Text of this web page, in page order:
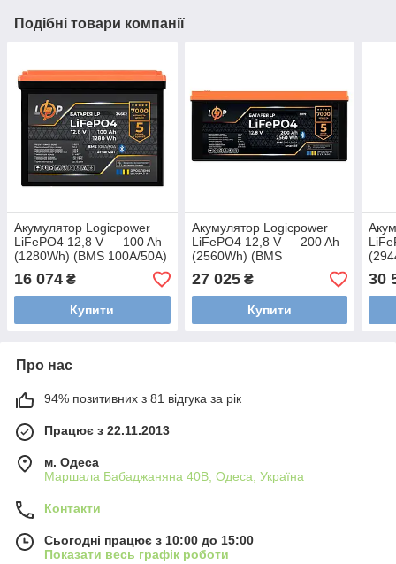
Подібні товари компанії
Акумулятор Logicpower
LiFePO4 12,8 V — 100 Ah
(1280Wh) (BMS 100A/50А)
пластик Smart BT
16 074 ₴
Купити
Акумулятор Logicpower
LiFePO4 12,8 V — 200 Ah
(2560Wh) (BMS
200A/100А) пластик Smart
BT
27 025₴
Купити
BT
30
Про нас
94% позитивних з 81 відгука за рік
Працює з 22.11.2013
м. Одеса
Маршала Бабаджаняна 40В, Одеса, Україна
Контакти
Сьогодні працює з 10:00 до 15:00
Показати весь графік роботи